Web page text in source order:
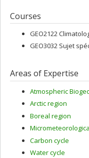
Courses
GEO2122
GEO3032 Sujet
Areas of Expertise
Atmospheric
Arctic region
Boreal region
Carbon cycle
Water cycle